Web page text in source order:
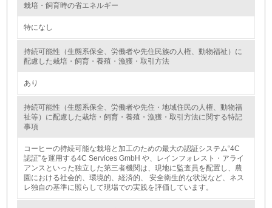
油、ガス）の使用量削減の取り組みを行っている
減目標や計画を立てている
11.
<L1> 環境配慮型製品・サービスの製造・販売を積極的に
栽培・飼育時の省エネルギー
特になし
持続可能性（生態系保全、労働者や先住民族の人権、動物福祉）に
配慮した栽培・飼育・養殖・漁獲・取引方法
あり
持続可能性（生態系保全、労働者や先住・地域住民の人権、動物福
祉等）に配慮した栽培・飼育・養殖・漁獲・取引方法に関する特記
事項
コーヒーの持続可能な栽培と加工のための最大の認証システム“4C
認証”を運用する4C Services GmbH や、レインフォレスト・アライ
アンスといった独立した第三者機関は、現地に監査員を配置し、農
園における社会的、環境的、経済的、 安全衛生的な状況など、ネス
レ独自の基準に照らして現場での実践を評価しています。